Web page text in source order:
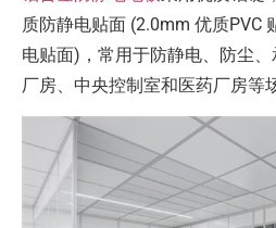
质防静电贴面 (2.0mm 优质PVC
电贴面)，常用于防静电、防尘
厂房、中央控制室和医药厂房等